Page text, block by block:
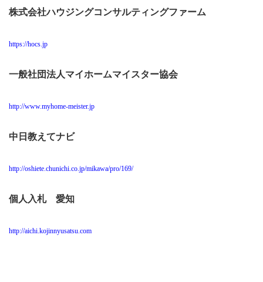
株式会社ハウジングコンサルティングファーム
https://hocs.jp
一般社団法人マイホームマイスター協会
http://www.myhome-meister.jp
中日教えてナビ
http://oshiete.chunichi.co.jp/mikawa/pro/169/
個人入札 愛知
http://aichi.kojinnyusatsu.com